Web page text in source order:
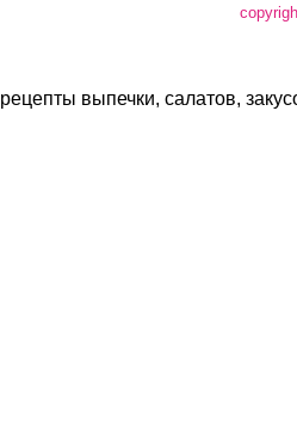
рецепты выпечки, салатов,